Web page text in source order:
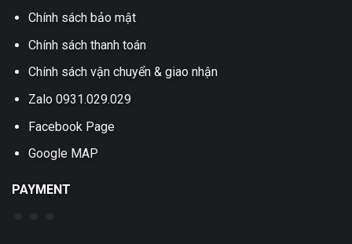
Chính sách bảo mật
Chính sách thanh toán
Chính sách vận chuyển & giao nhận
Zalo 0931.029.029
Facebook Page
Google MAP
PAYMENT